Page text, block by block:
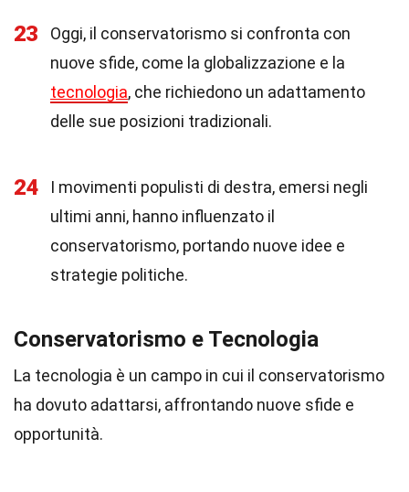
23
Oggi, il conservatorismo si confronta con
nuove sfide, come la globalizzazione e la
tecnologia, che richiedono un adattamento
delle sue posizioni tradizionali.
24
I movimenti populisti di destra, emersi negli
ultimi anni, hanno influenzato il
conservatorismo, portando nuove idee e
strategie politiche.
Conservatorismo e Tecnologia
La tecnologia è un campo in cui il conservatorismo
ha dovuto adattarsi, affrontando nuove sfide e
opportunità.